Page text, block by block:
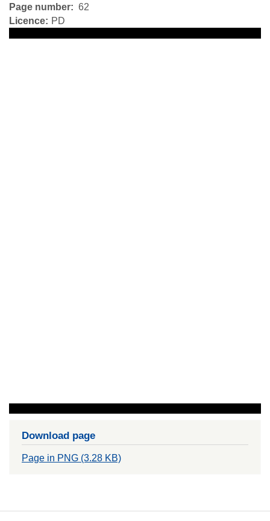
Page number
62
Licence
PD
Download page
Page in PNG (3.28 KB)